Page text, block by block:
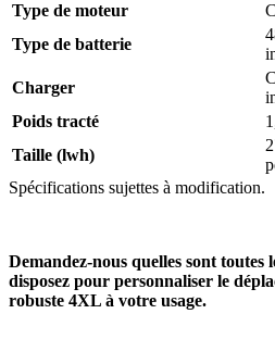
Type de moteur
Type de batterie
Charger
Poids tracté
Taille (lwh)
Spécifications sujettes à modification.
Demandez-nous quelles sont toutes
disposez pour personnaliser le
robuste 4XL à votre usage.